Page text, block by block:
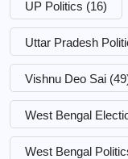
UP Politics (16)
Uttar Pradesh
Vishnu Deo Sai
West Bengal
West Bengal